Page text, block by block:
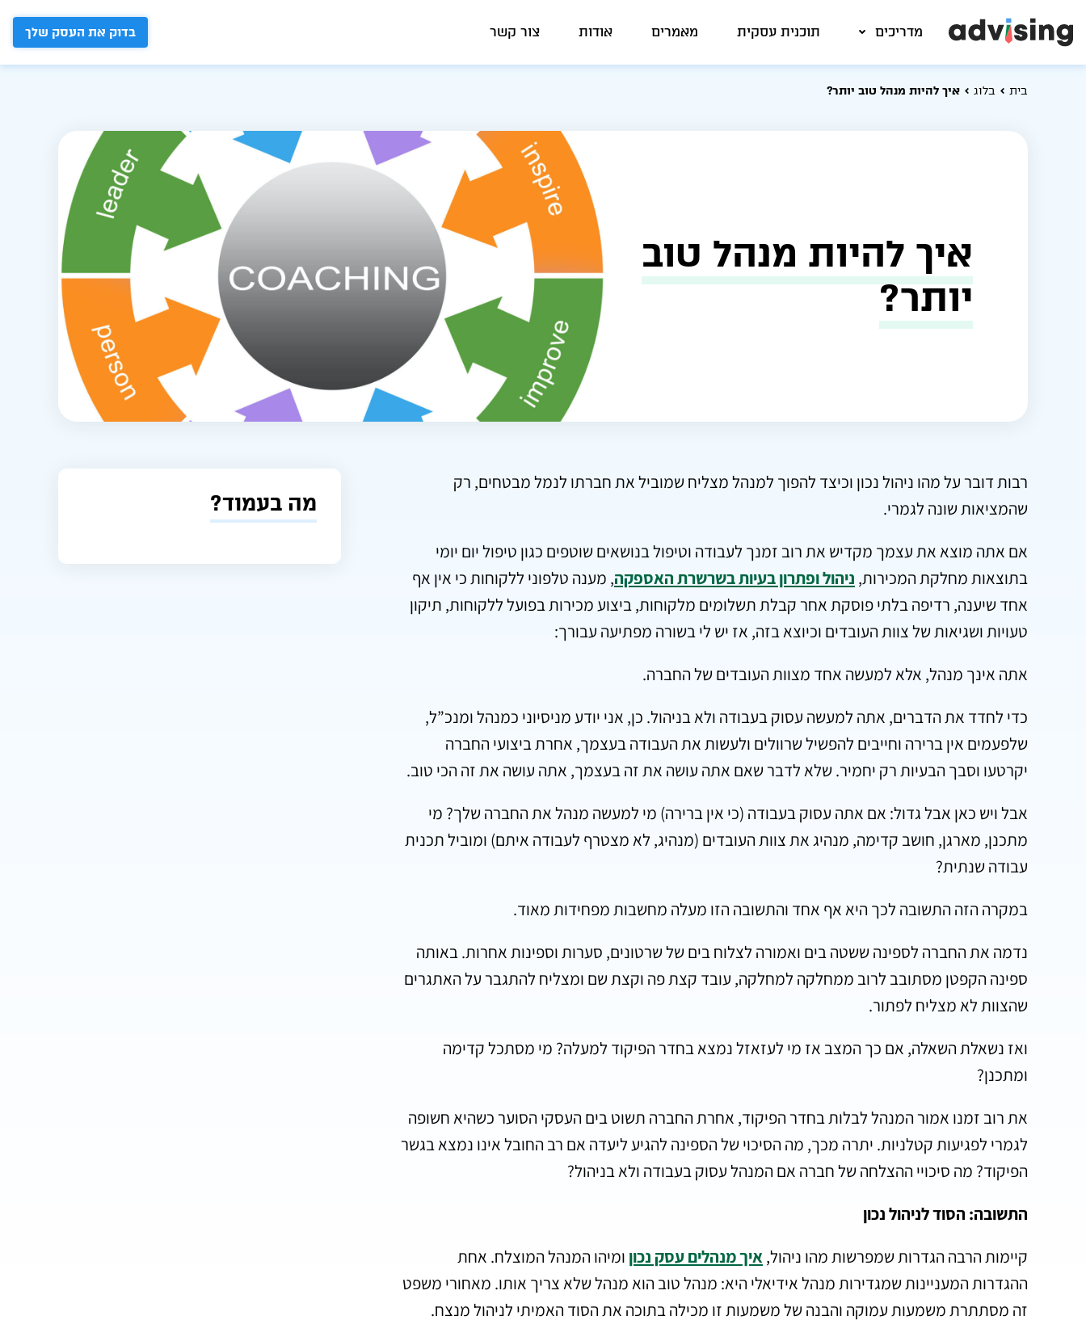
מדריכים תוכנית עסקית מאמרים אודות צור קשר בדוק את העסק שלך
בית בלוג איך להיות מנהל טוב יותר?
איך להיות מנהל טוב
יותר?
רבות דובר על מהו ניהול נכון וכיצד להפוך למנהל מצליח שמוביל את חברתו לנמל מבטחים, רק
שהמציאות שונה לגמרי.
אם אתה מוצא את עצמך מקדיש את רוב זמנך לעבודה וטיפול בנושאים שוטפים כגון טיפול יום יומי
בתוצאות מחלקת המכירות, ניהול ופתרון בעיות בשרשרת האספקה, מענה טלפוני ללקוחות כי אין אף
אחד שיענה, רדיפה בלתי פוסקת אחר קבלת תשלומים מלקוחות, ביצוע מכירות בפועל ללקוחות, תיקון
טעויות ושגיאות של צוות העובדים וכיוצא בזה, אז יש לי בשורה מפתיעה עבורך:
אתה אינך מנהל, אלא למעשה אחד מצוות העובדים של החברה.
כדי לחדד את הדברים, אתה למעשה עסוק בעבודה ולא בניהול. כן, אני יודע מניסיוני כמנהל ומנכ”ל,
שלפעמים אין ברירה וחייבים להפשיל שרוולים ולעשות את העבודה בעצמך, אחרת ביצועי החברה
יקרטעו וסבך הבעיות רק יחמיר. שלא לדבר שאם אתה עושה את זה בעצמך, אתה עושה את זה הכי טוב.
אבל ויש כאן אבל גדול: אם אתה עסוק בעבודה (כי אין ברירה) מי למעשה מנהל את החברה שלך? מי
מתכנן, מארגן, חושב קדימה, מנהיג את צוות העובדים (מנהיג, לא מצטרף לעבודה איתם) ומוביל תכנית
עבודה שנתית?
במקרה הזה התשובה לכך היא אף אחד והתשובה הזו מעלה מחשבות מפחידות מאוד.
נדמה את החברה לספינה ששטה בים ואמורה לצלוח בים של שרטונים, סערות וספינות אחרות. באותה
ספינה הקפטן מסתובב לרוב ממחלקה למחלקה, עובד קצת פה וקצת שם ומצליח להתגבר על האתגרים
שהצוות לא מצליח לפתור.
ואז נשאלת השאלה, אם כך המצב אז מי לעזאזל נמצא בחדר הפיקוד למעלה? מי מסתכל קדימה
ומתכנן?
את רוב זמנו אמור המנהל לבלות בחדר הפיקוד, אחרת החברה תשוט בים העסקי הסוער כשהיא חשופה
לגמרי לפגיעות קטלניות. יתרה מכך, מה הסיכוי של הספינה להגיע ליעדה אם רב החובל אינו נמצא בגשר
הפיקוד? מה סיכויי ההצלחה של חברה אם המנהל עסוק בעבודה ולא בניהול?
התשובה: הסוד לניהול נכון
קיימות הרבה הגדרות שמפרשות מהו ניהול,איך מנהלים עסק נכון ומיהו המנהל המוצלח. אחת
ההגדרות המעניינות שמגדירות מנהל אידיאלי היא: מנהל טוב הוא מנהל שלא צריך אותו. מאחורי משפט
זה מסתתרת משמעות עמוקה והבנה של משמעות זו מכילה בתוכה את הסוד האמיתי לניהול מנצח.
מה בעמוד?